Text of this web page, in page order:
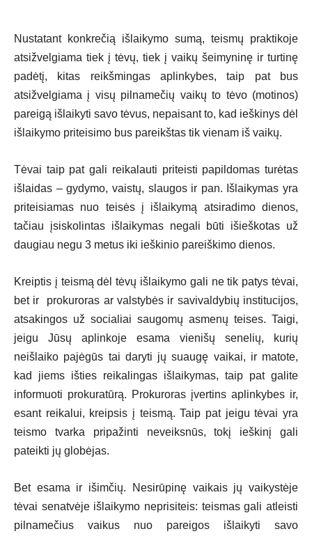
Nustatant konkrečią išlaikymo sumą, teismų praktikoje
atsižvelgiama tiek į tėvų, tiek į vaikų šeimyninę ir turtinę
padėtį, kitas reikšmingas aplinkybes, taip pat bus
atsižvelgiama į visų pilnamečių vaikų to tėvo (motinos)
pareigą išlaikyti savo tėvus, nepaisant to, kad ieškinys dėl
išlaikymo priteisimo bus pareikštas tik vienam iš vaikų.
Tėvai taip pat gali reikalauti priteisti papildomas turėtas
išlaidas – gydymo, vaistų, slaugos ir pan. Išlaikymas yra
priteisiamas nuo teisės į išlaikymą atsiradimo dienos,
tačiau įsiskolintas išlaikymas negali būti išieškotas už
daugiau negu 3 metus iki ieškinio pareiškimo dienos.
Kreiptis į teismą dėl tėvų išlaikymo gali ne tik patys tėvai,
bet ir prokuroras ar valstybės ir savivaldybių institucijos,
atsakingos už socialiai saugomų asmenų teises. Taigi,
jeigu Jūsų aplinkoje esama vienišų senelių, kurių
neišlaiko pajėgūs tai daryti jų suaugę vaikai, ir matote,
kad jiems išties reikalingas išlaikymas, taip pat galite
informuoti prokuratūrą. Prokuroras įvertins aplinkybes ir,
esant reikalui, kreipsis į teismą. Taip pat jeigu tėvai yra
teismo tvarka pripažinti neveiksnūs, tokį ieškinį gali
pateikti jų globėjas.
Bet esama ir išimčių. Nesirūpinę vaikais jų vaikystėje
tėvai senatvėje išlaikymo neprisiteis: teismas gali atleisti
pilnamečius vaikus nuo pareigos išlaikyti savo